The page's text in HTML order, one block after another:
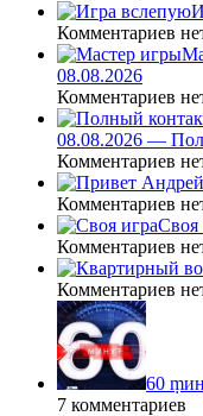
Комментариев
08.08.2026
Комментариев
08.08.2026 —
Комментариев
Комментариев
Своя
Комментариев
Комментариев
60
7 комментариев